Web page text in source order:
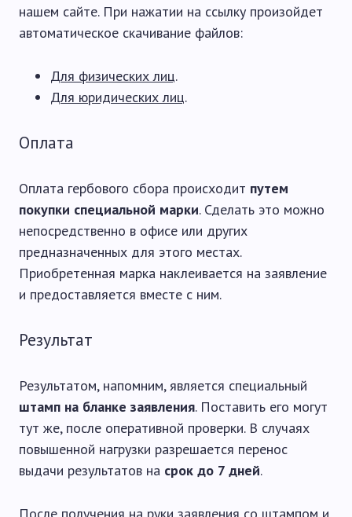
нашем сайте. При нажатии на ссылку произойдет
автоматическое скачивание файлов:
Для физических лиц.
Для юридических лиц.
Оплата
Оплата гербового сбора происходит путем
покупки специальной марки. Сделать это можно
непосредственно в офисе или других
предназначенных для этого местах.
Приобретенная марка наклеивается на заявление
и предоставляется вместе с ним.
Результат
Результатом, напомним, является специальный
штамп на бланке заявления. Поставить его могут
тут же, после оперативной проверки. В случаях
повышенной нагрузки разрешается перенос
выдачи результатов на срок до 7 дней.
После получения на руки заявления со штампом и